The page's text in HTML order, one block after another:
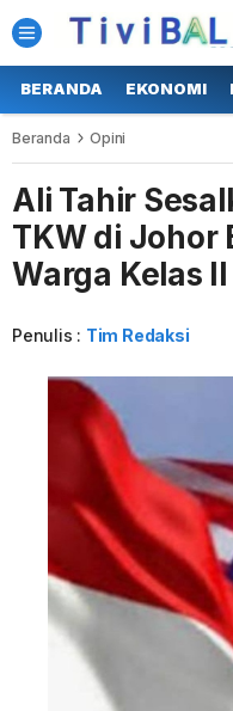
BERANDA EKONOMI
Beranda Opini
Ali Tahir
TKW di Johor
Warga Kelas II
Penulis : Tim Redaksi